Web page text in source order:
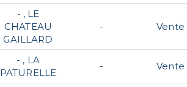
- , LE
CHATEAU
GAILLARD
- Vente
- , LA
PATURELLE
- Vente